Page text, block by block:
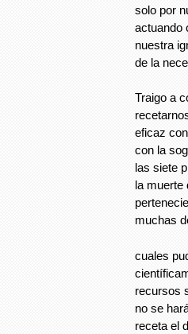
solo por
actuando
nuestra
de la
Traigo a
eficaz
con la
las siete
la muerte
muchas
cuales
recursos
no se
receta el